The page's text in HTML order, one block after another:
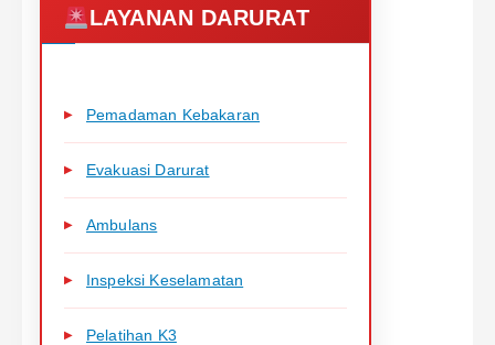
LAYANAN DARURAT
Pemadaman Kebakaran
Evakuasi Darurat
Ambulans
Inspeksi Keselamatan
Pelatihan K3